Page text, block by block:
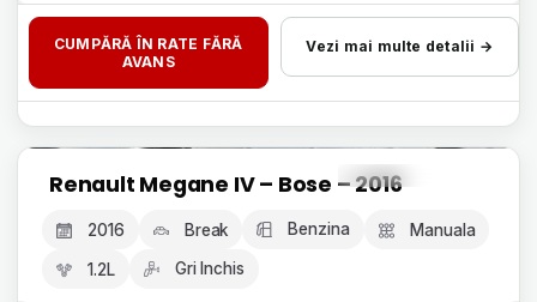
CUMPĂRĂ ÎN RATE FĂRĂ
AVANS
Vezi mai multe detalii →
GARANȚIE 12 LUNI Livrare 24h, fără avans
Renault Megane IV – Bose – 2016
2016 Break Benzina Manuala
1.2L Gri Inchis